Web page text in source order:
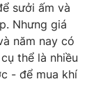
sưởi ấm và
Nhưng giá
năm nay có
thể là nhiều
- để mua khí